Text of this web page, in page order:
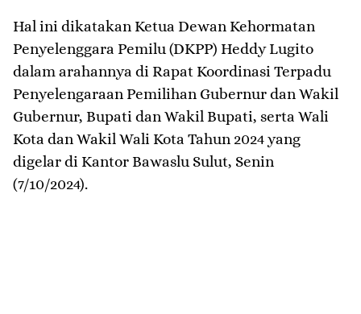
Hal ini dikatakan Ketua Dewan Kehormatan
Penyelenggara Pemilu (DKPP) Heddy Lugito
dalam arahannya di Rapat Koordinasi Terpadu
Penyelengaraan Pemilihan Gubernur dan Wakil
Gubernur, Bupati dan Wakil Bupati, serta Wali
Kota dan Wakil Wali Kota Tahun 2024 yang
digelar di Kantor Bawaslu Sulut, Senin
(7/10/2024).